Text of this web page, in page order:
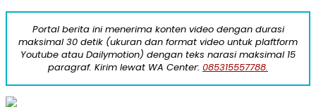
Portal berita ini menerima konten video dengan durasi
maksimal 30 detik (ukuran dan format video untuk plaftform
Youtube atau Dailymotion) dengan teks narasi maksimal 15
paragraf. Kirim lewat WA Center: 085315557788.